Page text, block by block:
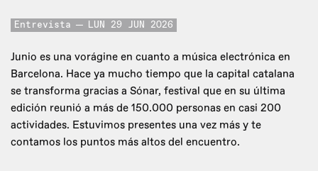
Entrevista LUN 29 JUN 2026
Junio es una vorágine en cuanto a música electrónica en
Barcelona. Hace ya mucho tiempo que la capital catalana
se transforma gracias a Sónar, festival que en su última
edición reunió a más de 150.000 personas en casi 200
actividades. Estuvimos presentes una vez más y te
contamos los puntos más altos del encuentro.